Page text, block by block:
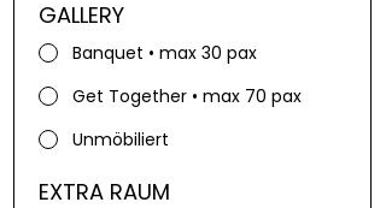
GALLERY
Banquet • max 30 pax
Get Together • max 70 pax
Unmöbiliert
EXTRA RAUM